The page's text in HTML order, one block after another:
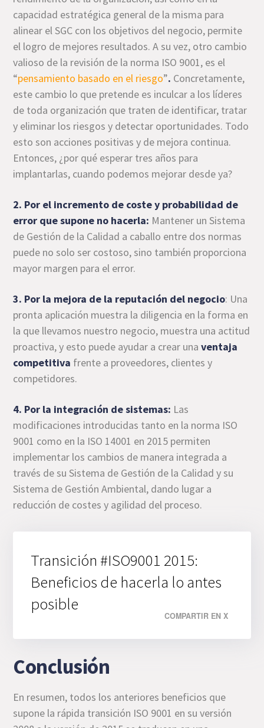
capacidad estratégica general de la misma para
alinear el SGC con los objetivos del negocio, permite
el logro de mejores resultados. A su vez, otro cambio
valioso de la revisión de la norma ISO 9001, es el
“pensamiento basado en el riesgo”. Concretamente,
este cambio lo que pretende es inculcar a los líderes
de toda organización que traten de identificar, tratar
y eliminar los riesgos y detectar oportunidades. Todo
esto son acciones positivas y de mejora continua.
Entonces, ¿por qué esperar tres años para
implantarlas, cuando podemos mejorar desde ya?
2. Por el incremento de coste y probabilidad de
error que supone no hacerla: Mantener un Sistema
de Gestión de la Calidad a caballo entre dos normas
puede no solo ser costoso, sino también proporciona
mayor margen para el error.
3. Por la mejora de la reputación del negocio: Una
pronta aplicación muestra la diligencia en la forma en
la que llevamos nuestro negocio, muestra una actitud
proactiva, y esto puede ayudar a crear unaventaja
competitiva frente a proveedores, clientes y
competidores.
4. Por la integración de sistemas: Las
modificaciones introducidas tanto en la norma ISO
9001 como en la ISO 14001 en 2015 permiten
implementar los cambios de manera integrada a
través de su Sistema de Gestión de la Calidad y su
Sistema de Gestión Ambiental, dando lugar a
reducción de costes y agilidad del proceso.
Transición #ISO9001 2015:
Beneficios de hacerla lo antes
posible
COMPARTIR EN X
Conclusión
En resumen, todos los anteriores beneficios que
supone la rápida transición ISO 9001 en su versión